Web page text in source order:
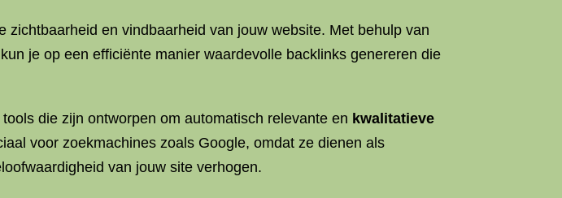
en vindbaarheid van jouw website. Met behulp van
je op een efficiënte manier waardevolle backlinks genereren die
die zijn ontworpen om automatisch relevante en kwalitatieve
voor zoekmachines zoals Google, omdat ze dienen als
van jouw site verhogen.